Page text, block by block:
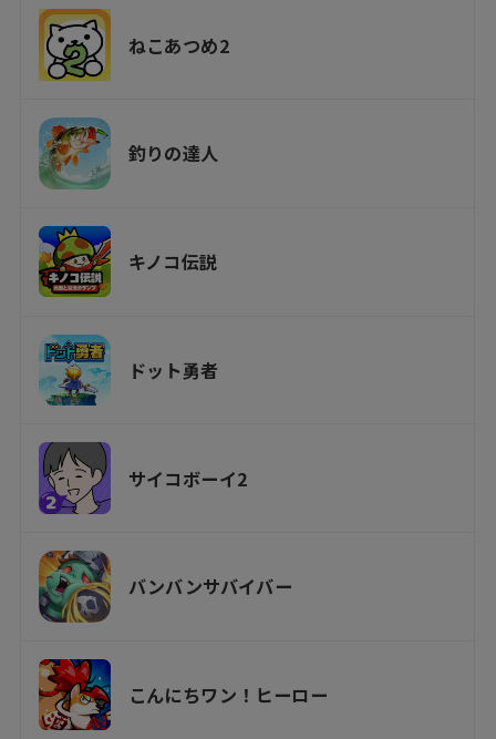
ねこあつめ2
釣りの達人
キノコ伝説
ドット勇者
サイコボーイ2
バンバンサバイバー
こんにちワン！ヒーロー